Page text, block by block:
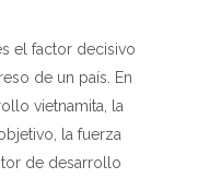
el factor decisivo
de un país. En
vietnamita, la
la fuerza
de desarrollo